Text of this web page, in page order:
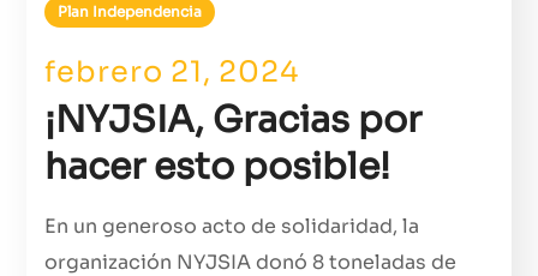
Plan Independencia
febrero 21, 2024
¡NYJSIA, Gracias por
hacer esto posible!
En un generoso acto de solidaridad, la
organización NYJSIA donó 8 toneladas de